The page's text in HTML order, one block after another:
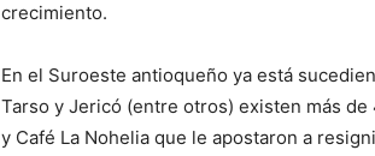
crecimiento.
En el Suroeste antioqueño ya está
Tarso y Jericó (entre otros) existen más
y Café La Nohelia que le apostaron a